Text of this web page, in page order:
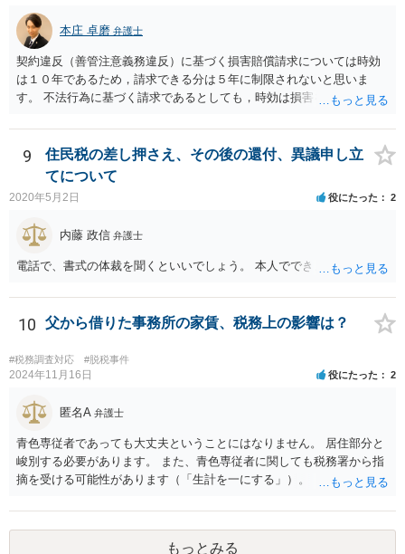
本庄 卓磨 弁護士
契約違反（善管注意義務違反）に基づく損害賠償請求については時効
は１０年であるため，請求できる分は５年に制限されないと思いま
す。 不法行為に基づく請求であるとしても，時効は損害を知ってから
とをお勧めいたします。
9
住民税の差し押さえ、その後の還付、異議申し立
てについて
2020年5月2日 役にたった 2
内藤 政信 弁護士
電話で、書式の体裁を聞くといいでしょう。 本人でできますね。
10 父から借りた事務所の家賃、税務上の影響は？
#税務調査対応 #脱税事件
2024年11月16日 役にたった 2
匿名A 弁護士
青色専従者であっても大丈夫ということにはなりません。 居住部分と
峻別する必要があります。 また、青色専従者に関しても税務署から指
摘を受ける可能性があります（「生計を一にする」）。
もっとみる